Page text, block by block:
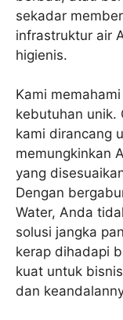
sekadar
infrastruktur air
higienis.
Kami
kebutuhan unik.
kami dirancang
memungkinkan
yang
Dengan
Water, Anda
solusi jangka
kerap dihadapi
kuat untuk
dan